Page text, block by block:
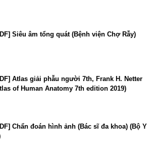
Siêu âm tổng quát (Bệnh viện Chợ Rẫy)
Atlas giải phẫu người 7th, Frank H. Netter
of Human Anatomy 7th edition 2019)
Chẩn đoán hình ảnh (Bác sĩ đa khoa) (Bộ Y